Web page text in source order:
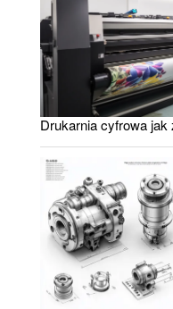
Drukarnia cyfrowa